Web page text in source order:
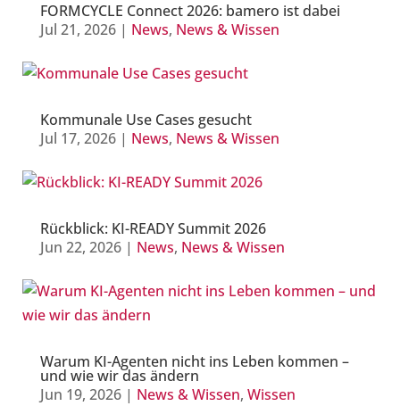
FORMCYCLE Connect 2026: bamero ist dabei
Jul 21, 2026| News, News & Wissen
Kommunale Use Cases gesucht
Jul 17, 2026| News, News & Wissen
Rückblick: KI-READY Summit 2026
Jun 22, 2026| News, News & Wissen
Warum KI-Agenten nicht ins Leben kommen –
und wie wir das ändern
Jun 19, 2026| News & Wissen, Wissen